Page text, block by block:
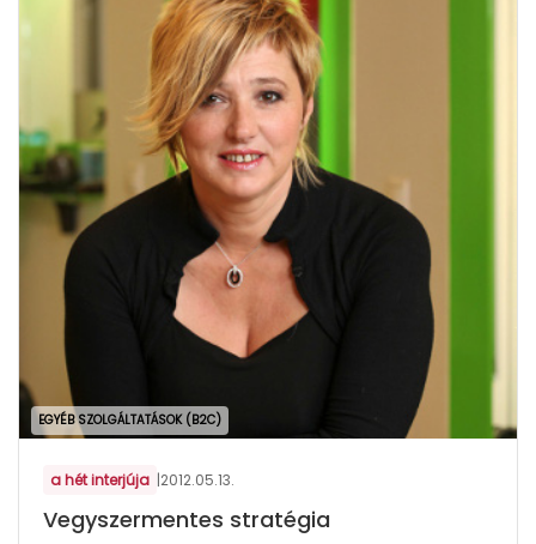
EGYÉB SZOLGÁLTATÁSOK (B2C)
a hét interjúja |2012.05.13.
Vegyszermentes stratégia